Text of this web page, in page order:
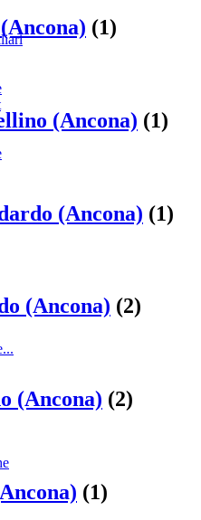
(1)
(Ancona) (1)
(Ancona) (1)
(Ancona) (2)
(Ancona) (2)
(1)